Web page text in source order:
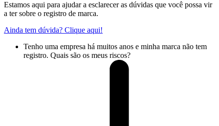
Estamos aqui para ajudar a esclarecer as dúvidas que você possa vir
a ter sobre o registro de marca.
Ainda tem dúvida? Clique aqui!
Tenho uma empresa há muitos anos e minha marca não tem
registro. Quais são os meus riscos?